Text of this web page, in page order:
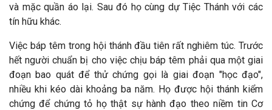
và mặc quần áo lại. Sau đó họ cùng dự Tiệc Thánh với các
tín hữu khác.
Việc báp têm trong hội thánh đầu tiên rất nghiêm túc. Trước
hết người chuẩn bị cho việc chịu báp têm phải qua một giai
đoạn bao quát để thử chứng gọi là giai đoạn "học đạo",
nhiều khi kéo dài khoảng ba năm. Họ được hội thánh kiểm
chứng để chứng tỏ họ thật sự hành đạo theo niềm tin Cơ